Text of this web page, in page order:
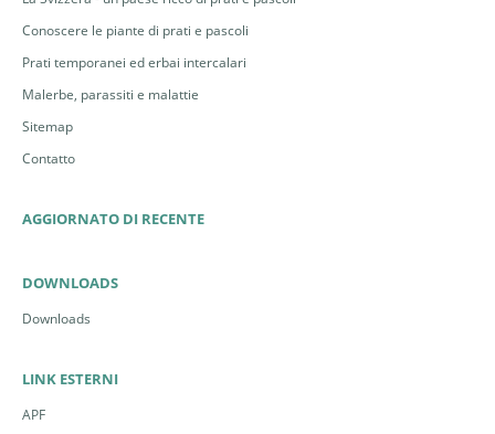
Nibbio reale | © Pixabay,
Gheppio in volo stazionario
Conoscere le piante di prati e pascoli
Prati temporanei ed erbai intercalari
Malerbe, parassiti e malattie
Sitemap
Contatto
AGGIORNATO DI RECENTE
DOWNLOADS
Downloads
LINK ESTERNI
APF